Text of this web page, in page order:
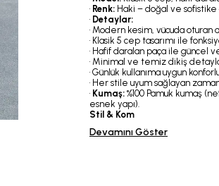
• Renk: Haki – doğal ve sofistike
• Detaylar:
• Modern kesim, vücuda oturan
• Klasik 5 cep tasarımı ile
• Hafif daralan paça ile güncel
• Minimal ve temiz dikiş
• Günlük kullanıma uygun
• Her stile uyum sağlayan
• Kumaş: %100 Pamuk kumaş
esnek yapı).
Stil & Kom
Devamını Göster